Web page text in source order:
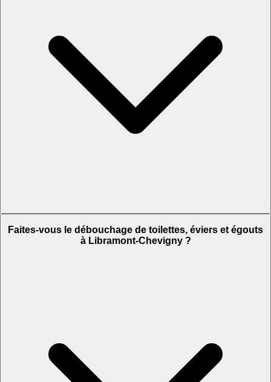
Faites-vous le débouchage de toilettes, éviers et égouts
à Libramont-Chevigny ?